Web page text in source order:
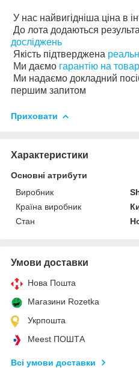
У нас найвигідніша ціна в
До лота додаються
досліджень
Якість підтверджена
Ми даємо гарантію на товар
Ми надаємо докладний
першим запитом
Приховати
Характеристики
Основні атрибути
Виробник
Країна виробник
Стан
Умови доставки
Нова Пошта
Магазини Rozetka
Укрпошта
Meest ПОШТА
Всі умови доставки